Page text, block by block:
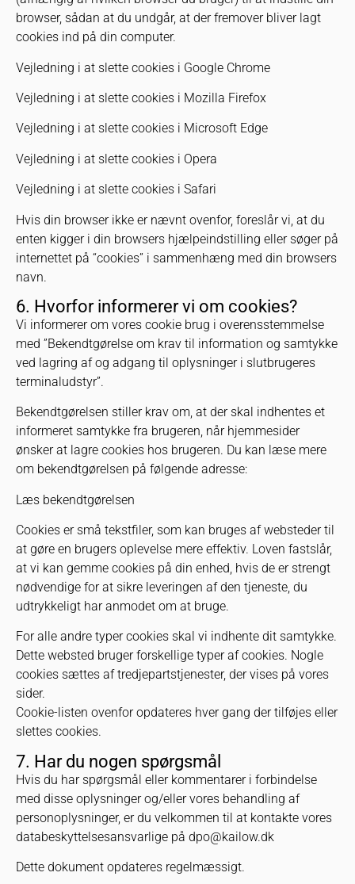
browser, sådan at du undgår, at der fremover bliver lagt
cookies ind på din computer.
Vejledning i at slette cookies i Google Chrome
Vejledning i at slette cookies i Mozilla Firefox
Vejledning i at slette cookies i Microsoft Edge
Vejledning i at slette cookies i Opera
Vejledning i at slette cookies i Safari
Hvis din browser ikke er nævnt ovenfor, foreslår vi, at du
enten kigger i din browsers hjælpeindstilling eller søger på
internettet på “cookies” i sammenhæng med din browsers
navn.
6. Hvorfor informerer vi om cookies?
Vi informerer om vores cookie brug i overensstemmelse
med ”Bekendtgørelse om krav til information og samtykke
ved lagring af og adgang til oplysninger i slutbrugeres
terminaludstyr”.
Bekendtgørelsen stiller krav om, at der skal indhentes et
informeret samtykke fra brugeren, når hjemmesider
ønsker at lagre cookies hos brugeren. Du kan læse mere
om bekendtgørelsen på følgende adresse:
Læs bekendtgørelsen
Cookies er små tekstfiler, som kan bruges af websteder til
at gøre en brugers oplevelse mere effektiv. Loven fastslår,
at vi kan gemme cookies på din enhed, hvis de er strengt
nødvendige for at sikre leveringen af den tjeneste, du
udtrykkeligt har anmodet om at bruge.
For alle andre typer cookies skal vi indhente dit samtykke.
Dette websted bruger forskellige typer af cookies. Nogle
cookies sættes af tredjepartstjenester, der vises på vores
sider.
Cookie-listen ovenfor opdateres hver gang der tilføjes eller
slettes cookies.
7. Har du nogen spørgsmål
Hvis du har spørgsmål eller kommentarer i forbindelse
med disse oplysninger og/eller vores behandling af
personoplysninger, er du velkommen til at kontakte vores
databeskyttelsesansvarlige på dpo@kailow.dk
Dette dokument opdateres regelmæssigt.